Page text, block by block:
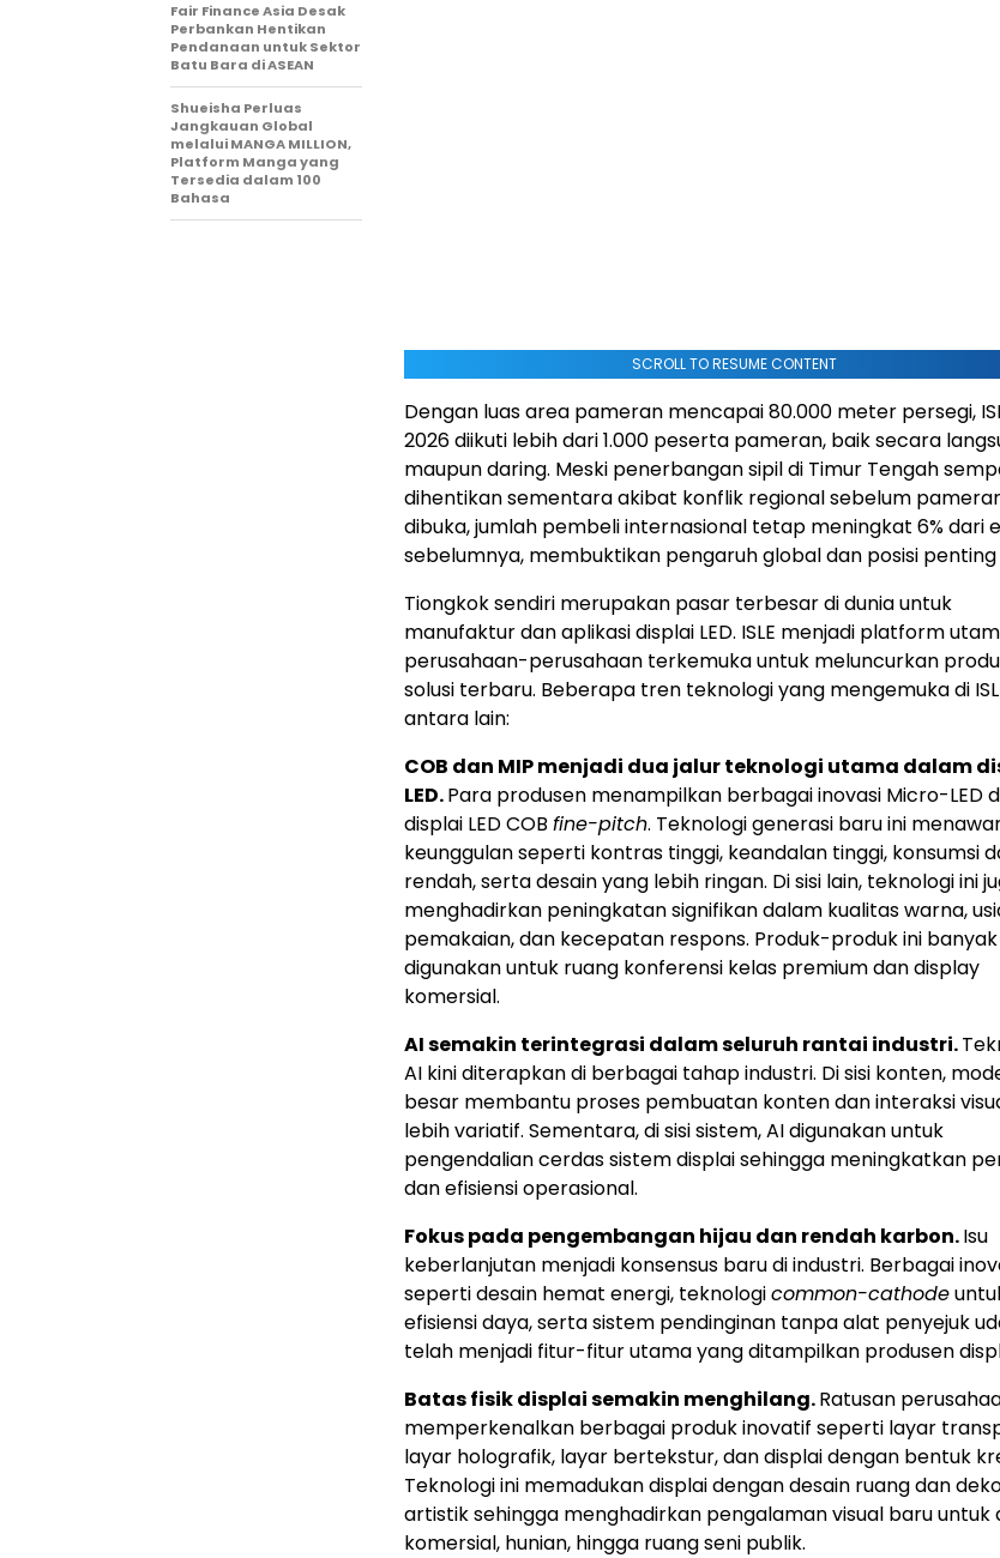
SCROLL TO RESUME CONTENT
Dengan luas area pameran mencapai 80.000 meter persegi,
2026 diikuti lebih dari 1.000 peserta pameran, baik secara
maupun daring. Meski penerbangan sipil di Timur Tengah
dihentikan sementara akibat konflik regional sebelum
dibuka, jumlah pembeli internasional tetap meningkat 6% dari
sebelumnya, membuktikan pengaruh global dan posisi penting
Tiongkok sendiri merupakan pasar terbesar di dunia untuk
manufaktur dan aplikasi displai LED. ISLE menjadi platform
perusahaan-perusahaan terkemuka untuk meluncurkan
solusi terbaru. Beberapa tren teknologi yang mengemuka di
antara lain:
COB dan MIP menjadi dua jalur teknologi utama dalam
LED.Para produsen menampilkan berbagai inovasi Micro-LED
displai LED COB fine-pitch. Teknologi generasi baru ini
keunggulan seperti kontras tinggi, keandalan tinggi, konsumsi
rendah, serta desain yang lebih ringan. Di sisi lain, teknologi ini
menghadirkan peningkatan signifikan dalam kualitas warna,
pemakaian, dan kecepatan respons. Produk-produk ini banyak
digunakan untuk ruang konferensi kelas premium dan display
komersial.
AI semakin terintegrasi dalam seluruh rantai industri.
AI kini diterapkan di berbagai tahap industri. Di sisi konten,
besar membantu proses pembuatan konten dan interaksi
lebih variatif. Sementara, di sisi sistem, AI digunakan untuk
pengendalian cerdas sistem displai sehingga meningkatkan
dan efisiensi operasional.
Fokus pada pengembangan hijau dan rendah karbon.Isu
keberlanjutan menjadi konsensus baru di industri. Berbagai
seperti desain hemat energi, teknologicommon-cathode
efisiensi daya, serta sistem pendinginan tanpa alat penyejuk
telah menjadi fitur-fitur utama yang ditampilkan produsen
Batas fisik displai semakin menghilang.Ratusan
memperkenalkan berbagai produk inovatif seperti layar
layar holografik, layar bertekstur, dan displai dengan bentuk
Teknologi ini memadukan displai dengan desain ruang dan
artistik sehingga menghadirkan pengalaman visual baru untuk
komersial, hunian, hingga ruang seni publik.
Fair Finance Asia Desak
Perbankan Hentikan
Pendanaan untuk Sektor
Batu Bara di ASEAN
Shueisha Perluas
Jangkauan Global
melalui MANGA MILLION,
Platform Manga yang
Tersedia dalam 100
Bahasa